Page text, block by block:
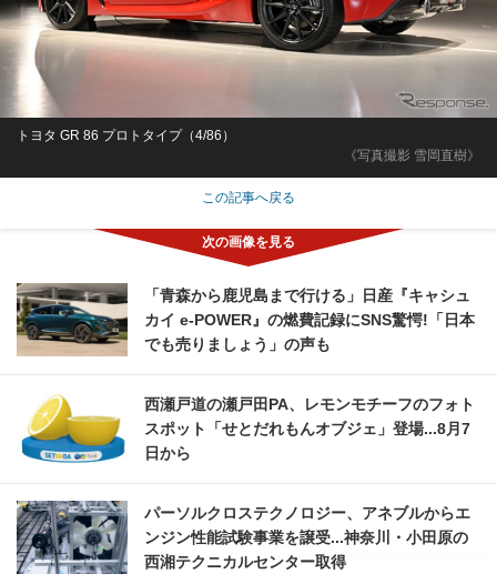
《写真撮影 雪岡直樹》
トヨタ GR 86 プロトタイプ（4/86）
この記事へ戻る
「青森から鹿児島まで行ける」日産『キャシュ
カイ e-POWER』の燃費記録にSNS驚愕!「日本
でも売りましょう」の声も
西瀬戸道の瀬戸田PA、レモンモチーフのフォト
スポット「せとだれもんオブジェ」登場...8月7
日から
パーソルクロステクノロジー、アネブルからエ
ンジン性能試験事業を譲受...神奈川・小田原の
西湘テクニカルセンター取得